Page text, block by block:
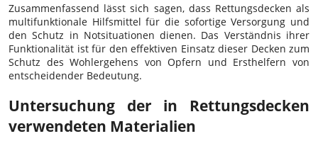
Zusammenfassend lässt sich sagen, dass Rettungsdecken als
multifunktionale Hilfsmittel für die sofortige Versorgung und
den Schutz in Notsituationen dienen. Das Verständnis ihrer
Funktionalität ist für den effektiven Einsatz dieser Decken zum
Schutz des Wohlergehens von Opfern und Ersthelfern von
entscheidender Bedeutung.
Untersuchung der in Rettungsdecken
verwendeten Materialien